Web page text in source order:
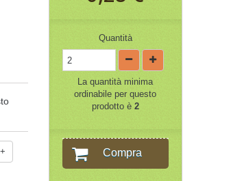
Quantità
La quantità minima
ordinabile per questo
prodotto è 2
Compra